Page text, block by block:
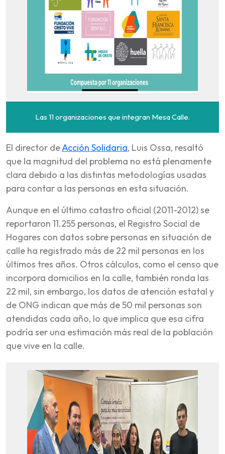
Las 11 organizaciones que integran Mesa Calle.
El director deAcción Solidaria, Luis Ossa, resaltó
que la magnitud del problema no está plenamente
clara debido a las distintas metodologías usadas
para contar a las personas en esta situación.
Aunque en el último catastro oficial (2011-2012) se
reportaron 11.255 personas, el Registro Social de
Hogares con datos sobre personas en situación de
calle ha registrado más de 22 mil personas en los
últimos tres años. Otros cálculos, como el censo que
incorpora domicilios en la calle, también ronda las
22 mil, sin embargo, los datos de atención estatal y
de ONG indican que más de 50 mil personas son
atendidas cada año, lo que implica que esa cifra
podría ser una estimación más real de la población
que vive en la calle.